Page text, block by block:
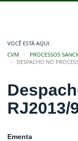
VOCÊ ESTÁ AQUI:
CVM
PROCESSOS
DESPACHO NO
RJ2013/
Ementa